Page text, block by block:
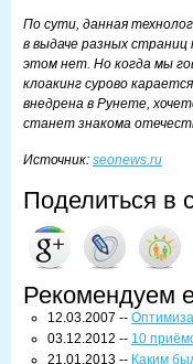
По сути, данная
в выдаче разных страниц
этом нет. Но когда мы
клоакинг сурово
внедрена в Рунете,
станет знакома
Источник: seonews.ru
Поделиться в
Рекомендуем
12.03.2007 --
03.12.2012 -- 10
21.01.2013 -- Каким